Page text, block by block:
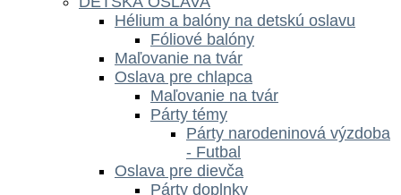
Hélium a balóny na detskú oslavu
Fóliové balóny
Maľovanie na tvár
Oslava pre chlapca
Maľovanie na tvár
Párty témy
Párty narodeninová výzdoba
- Futbal
Oslava pre dievča
Párty doplnky